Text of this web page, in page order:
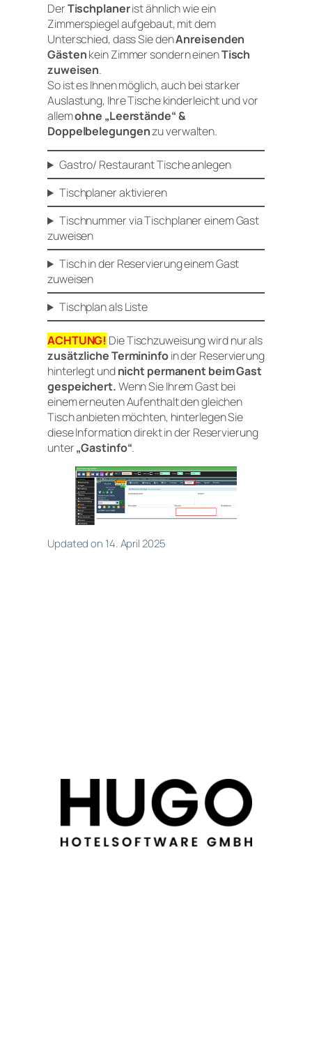
DerTischplanerist ähnlich wie ein
Zimmerspiegel aufgebaut, mit dem
Unterschied, dass Sie denAnreisenden
Gästenkein Zimmer sondern einenTisch
zuweisen.
So ist es Ihnen möglich, auch bei starker
Auslastung, Ihre Tische kinderleicht und vor
allemohne „Leerstände“ &
Doppelbelegungenzu verwalten.
Gastro/ Restaurant Tische anlegen
Tischplaner aktivieren
Tischnummer via Tischplaner einem Gast
zuweisen
Tisch in der Reservierung einem Gast
zuweisen
Tischplan als Liste
ACHTUNG! Die Tischzuweisung wird nur als
zusätzliche Termininfoin der Reservierung
hinterlegt undnicht permanent beim Gast
gespeichert.Wenn Sie Ihrem Gast bei
einem erneuten Aufenthalt den gleichen
Tisch anbieten möchten, hinterlegen Sie
diese Information direkt in der Reservierung
unter„Gastinfo“.
Updated on 14. April 2025